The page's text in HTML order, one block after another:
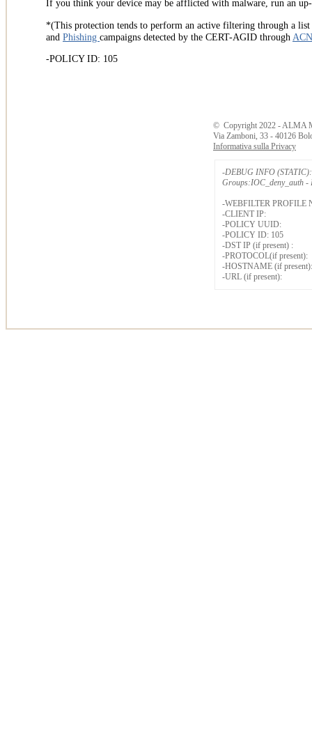
If you think your device may be afflicted with malware, run an
*(This protection tends to perform an active filtering through a
and Phishing campaigns detected by the CERT-AGID through
-POLICY ID: 105
© Copyright 2022 - ALMA
Via Zamboni, 33 - 40126
Informativa sulla Privacy
-DEBUG INFO (STATIC):
Groups:IOC_deny_auth -
-WEBFILTER PROFILE
-CLIENT IP:
-POLICY UUID:
-POLICY ID: 105
-DST IP (if present) :
-PROTOCOL(if present):
-HOSTNAME (if present):
-URL (if present):